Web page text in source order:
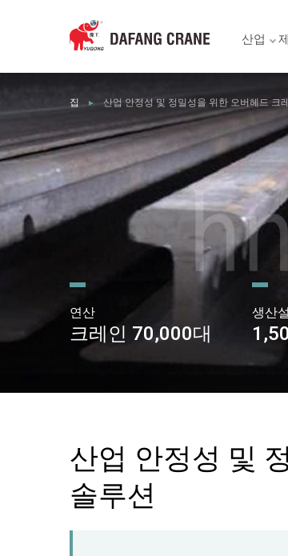
산업
집 ► 산업 안정성 및 정밀성을 위한 오버헤드 크
연산
크레인 70,000대
생산
산업 안정성 및
솔루션